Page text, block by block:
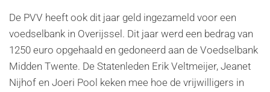
De PVV heeft ook dit jaar geld ingezameld voor een
voedselbank in Overijssel. Dit jaar werd een bedrag van
1250 euro opgehaald en gedoneerd aan de Voedselbank
Midden Twente. De Statenleden Erik Veltmeijer, Jeanet
Nijhof en Joeri Pool keken mee hoe de vrijwilligers in